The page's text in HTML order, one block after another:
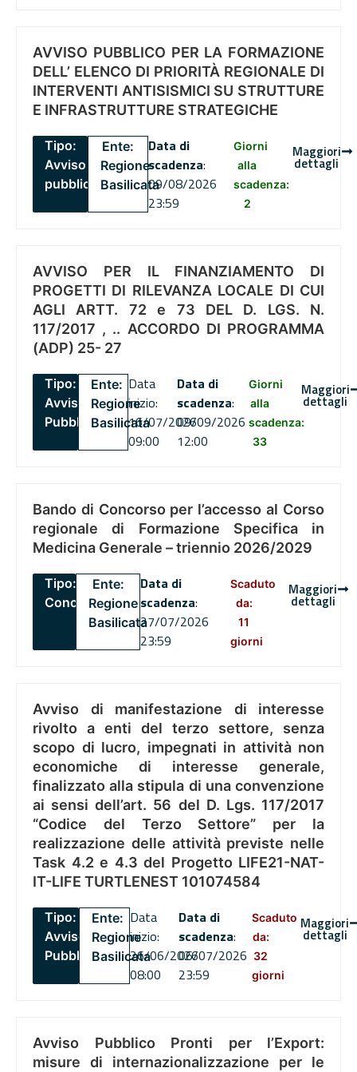
AVVISO PUBBLICO PER LA FORMAZIONE
DELL’ ELENCO DI PRIORITÀ REGIONALE DI
INTERVENTI ANTISISMICI SU STRUTTURE
E INFRASTRUTTURE STRATEGICHE
Tipo:
Avviso
pubblico
Ente:
Regione
Basilicata
Data di
scadenza:
09/08/2026
23:59
Giorni
alla
scadenza:
2
Maggiori
dettagli
AVVISO PER IL FINANZIAMENTO DI
PROGETTI DI RILEVANZA LOCALE DI CUI
AGLI ARTT. 72 e 73 DEL D. LGS. N.
117/2017 , .. ACCORDO DI PROGRAMMA
(ADP) 25- 27
Tipo:
Avviso
Pubblico
Ente:
Regione
Basilicata
Data
inizio:
16/07/2026
09:00
Data di
scadenza:
09/09/2026
12:00
Giorni
alla
scadenza:
33
Maggiori
dettagli
Bando di Concorso per l’accesso al Corso
regionale di Formazione Specifica in
Medicina Generale – triennio 2026/2029
Tipo:
Concorsi
Ente:
Regione
Basilicata
Data di
scadenza:
27/07/2026
23:59
Scaduto
da:
11
giorni
Maggiori
dettagli
Avviso di manifestazione di interesse
rivolto a enti del terzo settore, senza
scopo di lucro, impegnati in attività non
economiche di interesse generale,
finalizzato alla stipula di una convenzione
ai sensi dell’art. 56 del D. Lgs. 117/2017
“Codice del Terzo Settore” per la
realizzazione delle attività previste nelle
Task 4.2 e 4.3 del Progetto LIFE21-NAT-
IT-LIFE TURTLENEST 101074584
Tipo:
Avviso
Pubblico
Ente:
Regione
Basilicata
Data
inizio:
26/06/2026
08:00
Data di
scadenza:
06/07/2026
23:59
Scaduto
da:
32
giorni
Maggiori
dettagli
Avviso Pubblico Pronti per l’Export:
misure di internazionalizzazione per le